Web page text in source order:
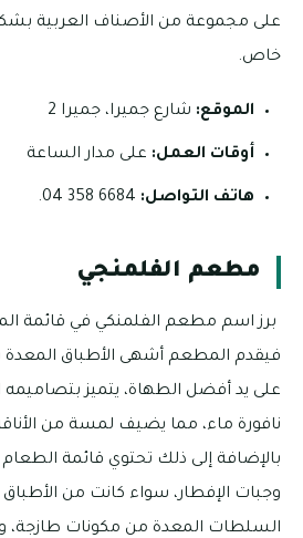
على مجموعة من الأصناف العربية
خاص.
الموقع: شارع جميرا، جميرا 2
أوقات العمل: على مدار الساعة
هاتف التواصل:
مطعم الفلمنجي
برز اسم مطعم الفلمنكي في قائمة
فيقدم المطعم أشهى الأطباق المعدة
على يد أفضل الطهاة، يتميز بتصاميمه
نافورة ماء، مما يضيف لمسة من
بالإضافة إلى ذلك تحتوي قائمة
وجبات الإفطار، سواء كانت من الأطباق
السلطات المعدة من مكونات طازجة،